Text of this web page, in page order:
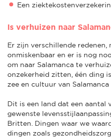
Een
Is verhuizen naar
Er zijn verschillende redenen,
onmiskenbaar en er is nog
om naar Salamanca te
onzekerheid zitten, één ding
zee en cultuur van
Dit is een land dat een aantal
gewenste
Britten. Dingen waar we
dingen zoals